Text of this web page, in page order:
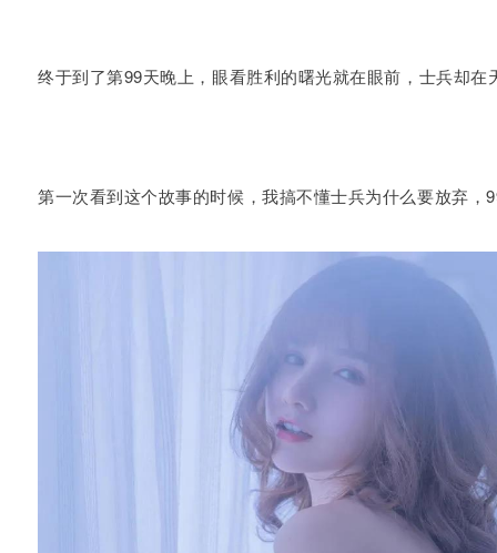
终于到了第99天晚上，眼看胜利的曙光就在眼前，士兵却在
第一次看到这个故事的时候，我搞不懂士兵为什么要放弃，